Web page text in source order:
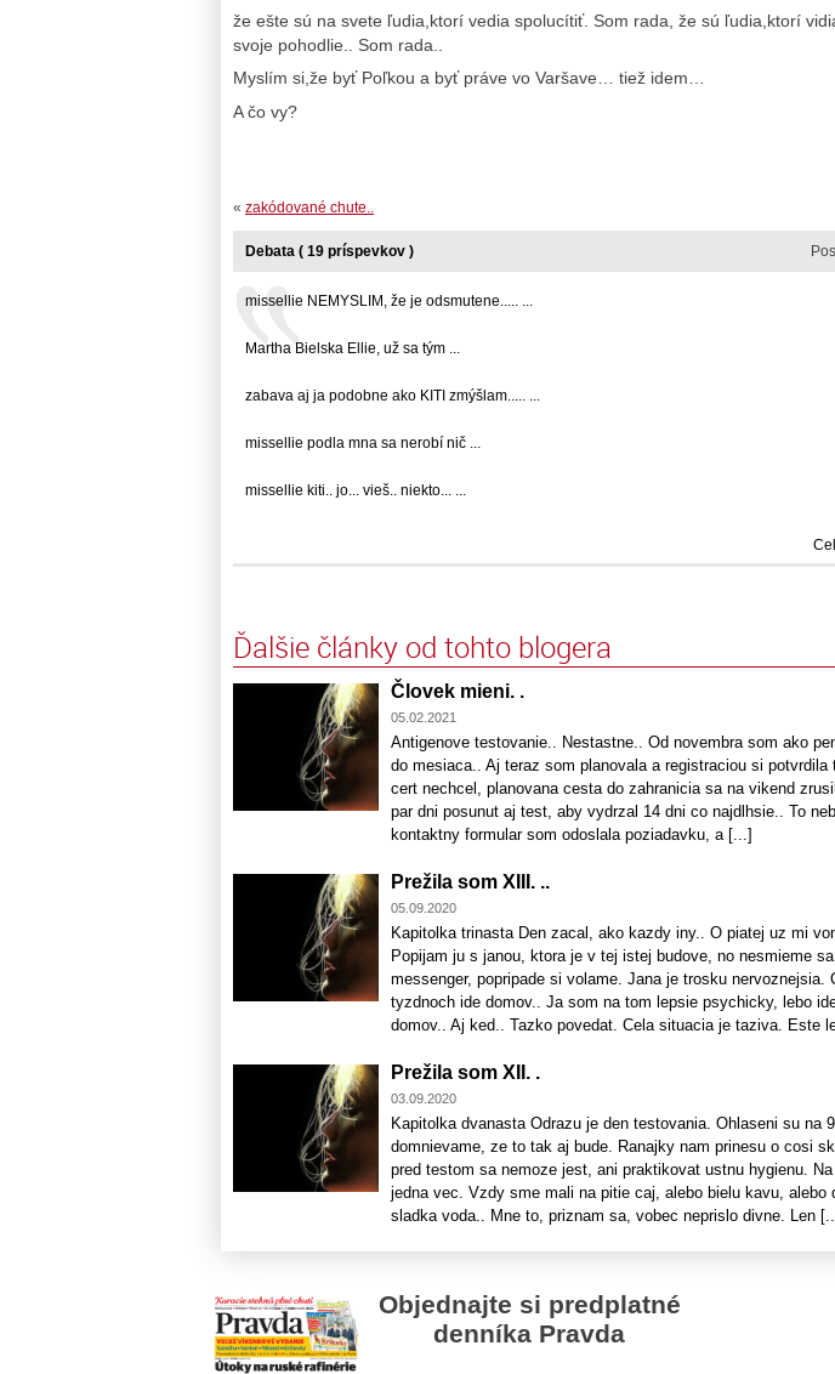
že ešte sú na svete ľudia,ktorí vedia spolucítiť. Som rada, že sú ľudia,ktorí
svoje pohodlie.. Som rada..
Myslím si,že byť Poľkou a byť práve vo Varšave… tiež idem…
A čo vy?
« zakódované chute..
Debata ( 19 príspevkov )
missellie NEMYSLIM, že je odsmutene..... ...
Martha Bielska Ellie, už sa tým ...
zabava aj ja podobne ako KITI zmýšlam..... ...
missellie podla mna sa nerobí nič ...
missellie kiti.. jo... vieš.. niekto... ...
Ďalšie články od tohto blogera
Človek mieni. .
05.02.2021
Antigenove testovanie.. Nestastne.. Od novembra som ako
do mesiaca.. Aj teraz som planovala a registraciou si potvrdila
cert nechcel, planovana cesta do zahranicia sa na vikend
par dni posunut aj test, aby vydrzal 14 dni co najdlhsie.. To
kontaktny formular som odoslala poziadavku, a [...]
Prežila som XIII. ..
05.09.2020
Kapitolka trinasta Den zacal, ako kazdy iny.. O piatej uz mi
Popijam ju s janou, ktora je v tej istej budove, no nesmieme
messenger, popripade si volame. Jana je trosku nervoznejsia.
tyzdnoch ide domov.. Ja som na tom lepsie psychicky, lebo
domov.. Aj ked.. Tazko povedat. Cela situacia je taziva. Este
Prežila som XII. .
03.09.2020
Kapitolka dvanasta Odrazu je den testovania. Ohlaseni su na
domnievame, ze to tak aj bude. Ranajky nam prinesu o cosi
pred testom sa nemoze jest, ani praktikovat ustnu hygienu.
jedna vec. Vzdy sme mali na pitie caj, alebo bielu kavu, alebo
sladka voda.. Mne to, priznam sa, vobec neprislo divne. Len
Objednajte si predplatné
denníka Pravda